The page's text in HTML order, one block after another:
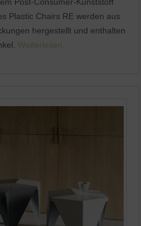
Plastic Chairs RE werden aus
hergestellt und enthalten
Weiterlesen